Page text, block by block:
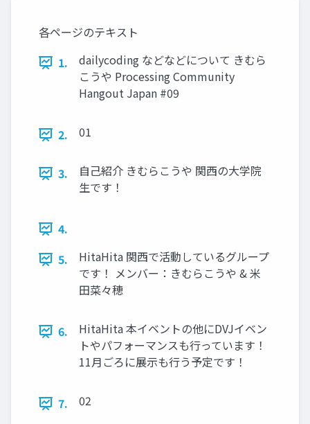
各ページのテキスト
1.
dailycoding などなどについて きむら
こうや Processing Community
Hangout Japan #09
2. 01
3.
自己紹介 きむらこうや 関西の大学院
生です！
4.
5.
HitaHita 関西で活動しているグループ
です！ メンバー：きむらこうや & 米
田菜々穂
6.
HitaHita 本イベントの他にDVJイベン
トやパフォーマンスも行っています！
11月ごろに展示も行う予定です！
7. 02